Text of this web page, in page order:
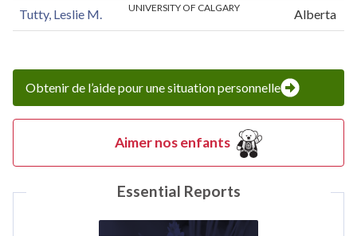
Tutty, Leslie M. UNIVERSITY OF CALGARY Alberta
Obtenir de l’aide pour une situation personnelle
Aimer nos enfants
Essential Reports